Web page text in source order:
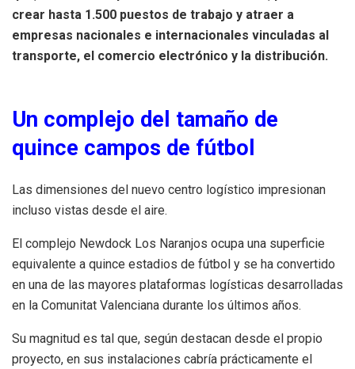
crear hasta 1.500 puestos de trabajo y atraer a
empresas nacionales e internacionales vinculadas al
transporte, el comercio electrónico y la distribución.
Un complejo del tamaño de
quince campos de fútbol
Las dimensiones del nuevo centro logístico impresionan
incluso vistas desde el aire.
El complejo Newdock Los Naranjos ocupa una superficie
equivalente a quince estadios de fútbol y se ha convertido
en una de las mayores plataformas logísticas desarrolladas
en la Comunitat Valenciana durante los últimos años.
Su magnitud es tal que, según destacan desde el propio
proyecto, en sus instalaciones cabría prácticamente el